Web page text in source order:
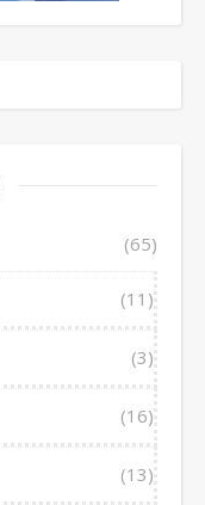
(65)
(11)
(3)
(16)
(13)